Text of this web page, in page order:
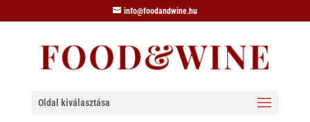
info@foodandwine.hu
Oldal kiválasztása